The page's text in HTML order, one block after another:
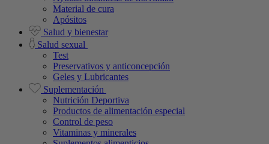
Material de cura
Apósitos
Salud y bienestar
Salud sexual
Test
Preservativos y anticoncepción
Geles y Lubricantes
Suplementación
Nutrición Deportiva
Productos de alimentación especial
Control de peso
Vitaminas y minerales